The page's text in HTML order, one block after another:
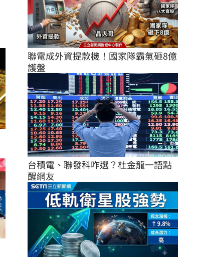
聯電成外資提款機！國家隊霸氣砸8億
護盤
台積電、聯發科咋選？杜金龍一語點
醒網友